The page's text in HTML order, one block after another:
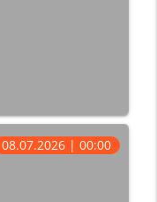
08.07.2026 | 00:00